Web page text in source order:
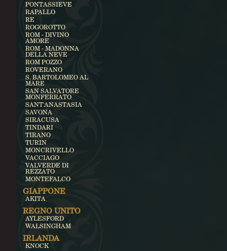
PONTASSIEVE
RAPALLO
RE
ROGOROTTO
ROM - DIVINO
AMORE
ROM - MADONNA
DELLA NEVE
ROM POZZO
ROVERANO
S. BARTOLOMEO AL
MARE
SAN SALVATORE
MONFERRATO
SANT'ANASTASIA
SAVONA
SIRACUSA
TINDARI
TIRANO
TURIN
MONCRIVELLO
VACCIAGO
VALVERDE DI
REZZATO
MONTEFALCO
GIAPPONE
AKITA
REGNO UNITO
AYLESFORD
WALSINGHAM
IRLANDA
KNOCK